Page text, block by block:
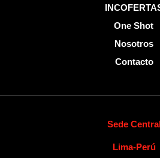
One Shot
Nosotros
Contacto
Sede Central
Lima-Perú